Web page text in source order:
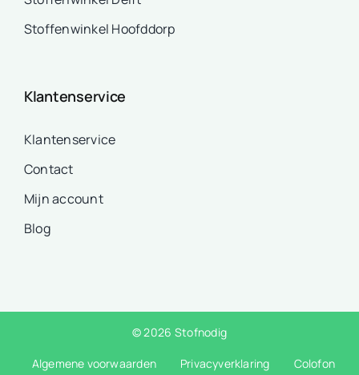
Stoffenwinkel Hoofddorp
Klantenservice
Klantenservice
Contact
Mijn account
Blog
© 2026 Stofnodig
Algemene voorwaarden Privacyverklaring Colofon